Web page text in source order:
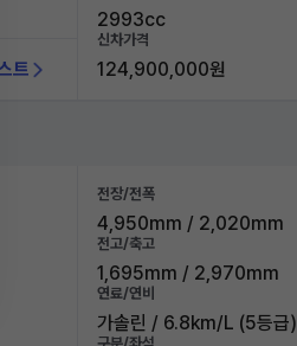
2993cc
신차가격
124,900,000원
트
전장/전폭
4,950mm / 2,020mm
전고/축고
1,695mm / 2,970mm
연료/연비
가솔린 / 6.8km/L (5등급)